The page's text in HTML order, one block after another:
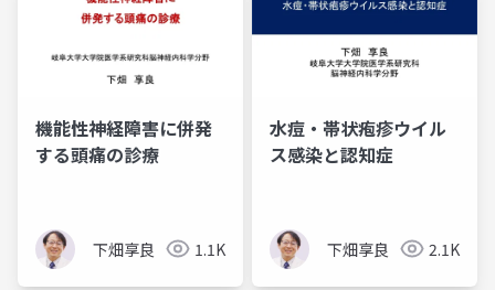
機能性神経障害に併発
する頭痛の診療
下畑享良 1.1K
水痘・帯状疱疹ウイル
ス感染と認知症
下畑享良 2.1K